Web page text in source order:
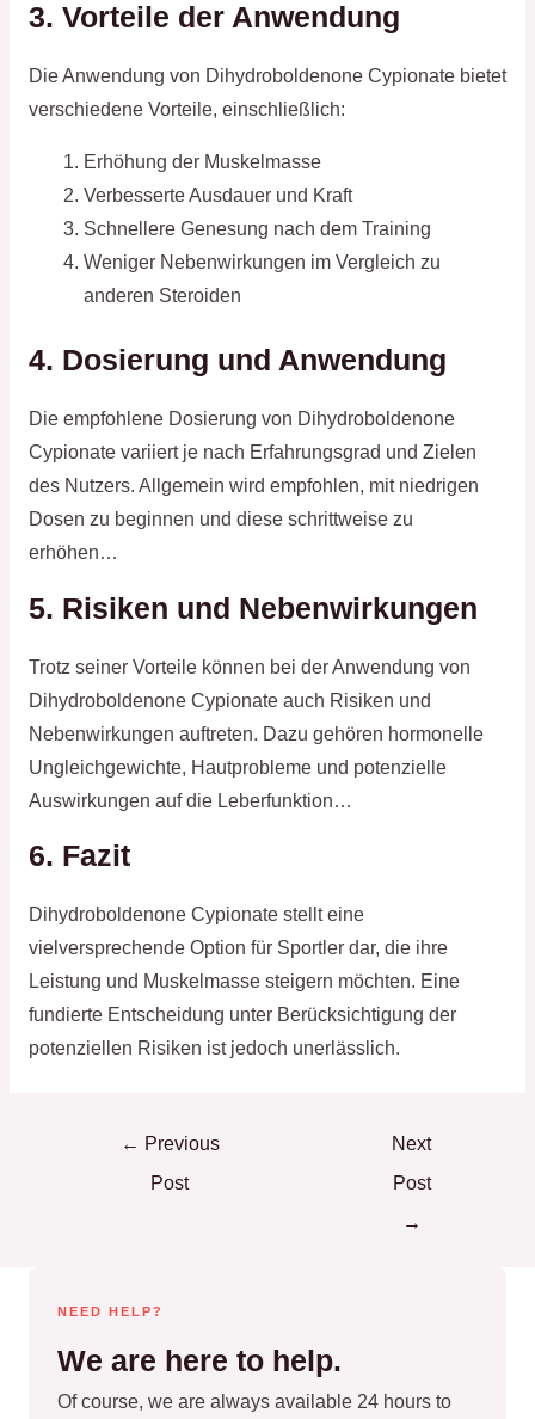
3. Vorteile der Anwendung
Die Anwendung von Dihydroboldenone Cypionate bietet
verschiedene Vorteile, einschließlich:
Erhöhung der Muskelmasse
Verbesserte Ausdauer und Kraft
Schnellere Genesung nach dem Training
Weniger Nebenwirkungen im Vergleich zu
anderen Steroiden
4. Dosierung und Anwendung
Die empfohlene Dosierung von Dihydroboldenone
Cypionate variiert je nach Erfahrungsgrad und Zielen
des Nutzers. Allgemein wird empfohlen, mit niedrigen
Dosen zu beginnen und diese schrittweise zu
erhöhen…
5. Risiken und Nebenwirkungen
Trotz seiner Vorteile können bei der Anwendung von
Dihydroboldenone Cypionate auch Risiken und
Nebenwirkungen auftreten. Dazu gehören hormonelle
Ungleichgewichte, Hautprobleme und potenzielle
Auswirkungen auf die Leberfunktion…
6. Fazit
Dihydroboldenone Cypionate stellt eine
vielversprechende Option für Sportler dar, die ihre
Leistung und Muskelmasse steigern möchten. Eine
fundierte Entscheidung unter Berücksichtigung der
potenziellen Risiken ist jedoch unerlässlich.
← Previous
Post
Next
Post
→
NEED HELP?
We are here to help.
Of course, we are always available 24 hours to